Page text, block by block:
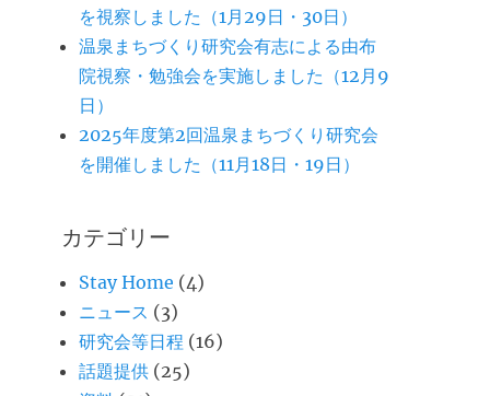
を視察しました（1月29日・30日）
温泉まちづくり研究会有志による由布
院視察・勉強会を実施しました（12月9
日）
2025年度第2回温泉まちづくり研究会
を開催しました（11月18日・19日）
カテゴリー
Stay Home (4)
ニュース (3)
研究会等日程 (16)
話題提供 (25)